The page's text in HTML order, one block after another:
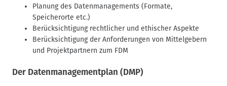
Planung des Datenmanagements (Formate,
Speicherorte etc.)
Berücksichtigung rechtlicher und ethischer Aspekte
Berücksichtigung der Anforderungen von Mittelgebern
und Projektpartnern zum FDM
Der Datenmanagementplan (DMP)